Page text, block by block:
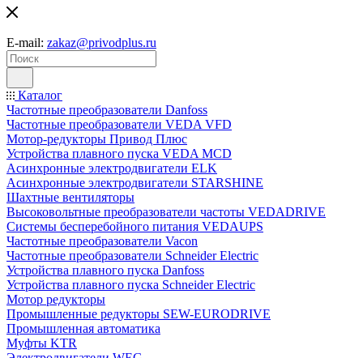
E-mail: zakaz@privodplus.ru
Каталог
Частотные преобразователи Danfoss
Частотные преобразователи VEDA VFD
Мотор-редукторы Привод Плюс
Устройства плавного пуска VEDA MCD
Асинхронные электродвигатели ELK
Асинхронные электродвигатели STARSHINE
Шахтные вентиляторы
Высоковольтные преобразователи частоты VEDADRIVE
Системы бесперебойного питания VEDAUPS
Частотные преобразователи Vacon
Частотные преобразователи Schneider Electric
Устройства плавного пуска Danfoss
Устройства плавного пуска Schneider Electric
Мотор редукторы
Промышленные редукторы SEW-EURODRIVE
Промышленная автоматика
Муфты KTR